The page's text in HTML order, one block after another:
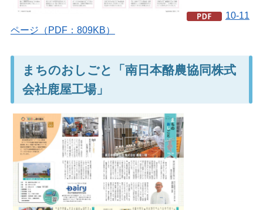
10-11
ページ（PDF：809KB）
まちのおしごと「南日本酪農協同株式
会社鹿屋工場」